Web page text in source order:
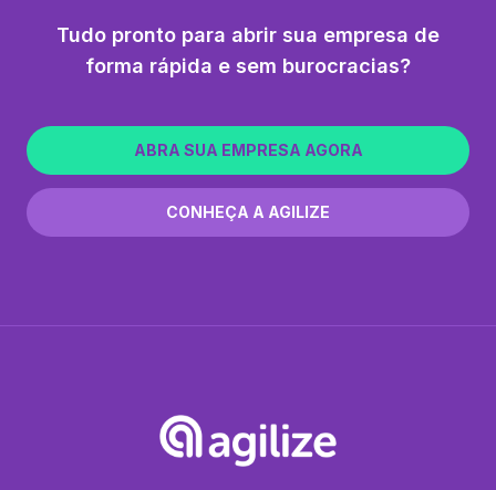
Tudo pronto para abrir sua empresa de
forma rápida e sem burocracias?
ABRA SUA EMPRESA AGORA
CONHEÇA A AGILIZE